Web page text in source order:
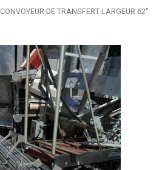
CONVOYEUR DE TRANSFERT LARGEUR 62″